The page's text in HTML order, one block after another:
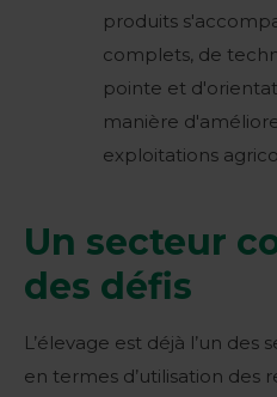
produits
complets, de
pointe et
manière
exploitations
Un secteur
des défis
L’élevage est déjà l’un
en termes d’utilisation des